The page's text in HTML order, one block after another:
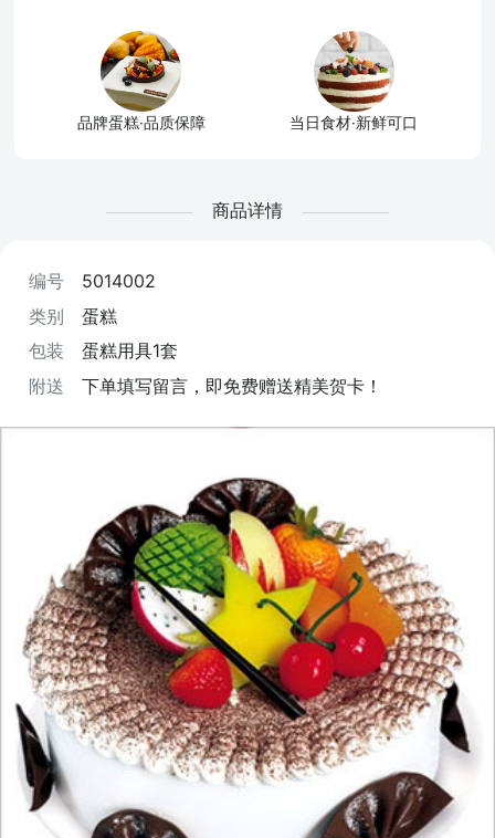
品牌蛋糕·品质保障 当日食材·新鲜可口
商品详情
编号
5014002
类别
蛋糕
包装
蛋糕用具1套
附送
下单填写留言，即免费赠送精美贺卡！